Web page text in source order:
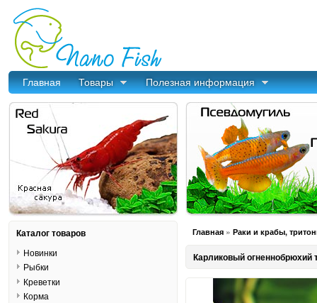
Главная Товары Полезная информация
Главная » Раки и крабы,
Карликовый огненнобрюхий
Каталог товаров
Новинки
Рыбки
Креветки
Корма